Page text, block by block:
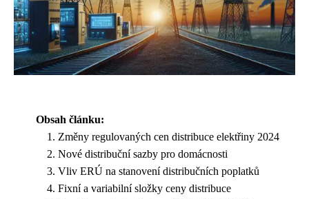
Obsah článku:
Změny regulovaných cen distribuce elektřiny 2024
Nové distribuční sazby pro domácnosti
Vliv ERÚ na stanovení distribučních poplatků
Fixní a variabilní složky ceny distribuce